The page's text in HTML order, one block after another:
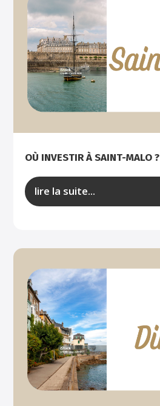
OÙ INVESTIR À SAINT-MALO ?
lire la suite...